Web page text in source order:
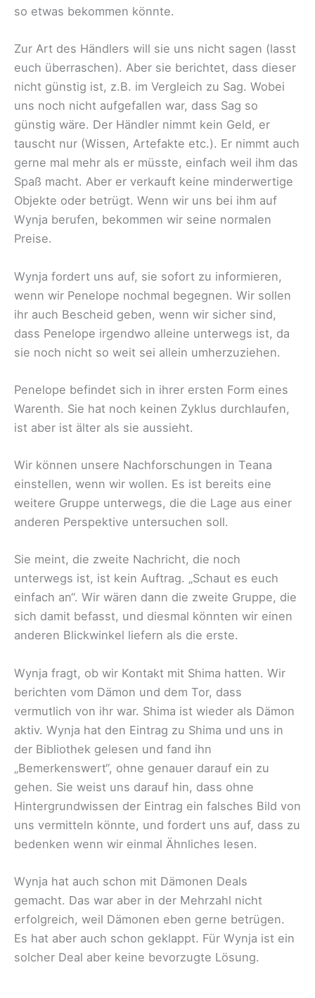
so etwas bekommen könnte.
Zur Art des Händlers will sie uns nicht sagen (lasst
euch überraschen). Aber sie berichtet, dass dieser
nicht günstig ist, z.B. im Vergleich zu Sag. Wobei
uns noch nicht aufgefallen war, dass Sag so
günstig wäre. Der Händler nimmt kein Geld, er
tauscht nur (Wissen, Artefakte etc.). Er nimmt auch
gerne mal mehr als er müsste, einfach weil ihm das
Spaß macht. Aber er verkauft keine minderwertige
Objekte oder betrügt. Wenn wir uns bei ihm auf
Wynja berufen, bekommen wir seine normalen
Preise.
Wynja fordert uns auf, sie sofort zu informieren,
wenn wir Penelope nochmal begegnen. Wir sollen
ihr auch Bescheid geben, wenn wir sicher sind,
dass Penelope irgendwo alleine unterwegs ist, da
sie noch nicht so weit sei allein umherzuziehen.
Penelope befindet sich in ihrer ersten Form eines
Warenth. Sie hat noch keinen Zyklus durchlaufen,
ist aber ist älter als sie aussieht.
Wir können unsere Nachforschungen in Teana
einstellen, wenn wir wollen. Es ist bereits eine
weitere Gruppe unterwegs, die die Lage aus einer
anderen Perspektive untersuchen soll.
Sie meint, die zweite Nachricht, die noch
unterwegs ist, ist kein Auftrag. „Schaut es euch
einfach an“. Wir wären dann die zweite Gruppe, die
sich damit befasst, und diesmal könnten wir einen
anderen Blickwinkel liefern als die erste.
Wynja fragt, ob wir Kontakt mit Shima hatten. Wir
berichten vom Dämon und dem Tor, dass
vermutlich von ihr war. Shima ist wieder als Dämon
aktiv. Wynja hat den Eintrag zu Shima und uns in
der Bibliothek gelesen und fand ihn
„Bemerkenswert“, ohne genauer darauf ein zu
gehen. Sie weist uns darauf hin, dass ohne
Hintergrundwissen der Eintrag ein falsches Bild von
uns vermitteln könnte, und fordert uns auf, dass zu
bedenken wenn wir einmal Ähnliches lesen.
Wynja hat auch schon mit Dämonen Deals
gemacht. Das war aber in der Mehrzahl nicht
erfolgreich, weil Dämonen eben gerne betrügen.
Es hat aber auch schon geklappt. Für Wynja ist ein
solcher Deal aber keine bevorzugte Lösung.